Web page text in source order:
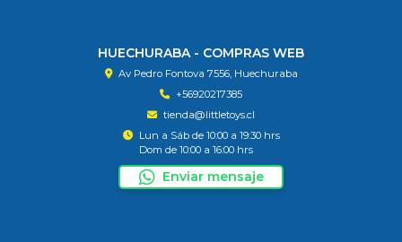
HUECHURABA - COMPRAS WEB
Av Pedro Fontova 7556, Huechuraba
+56920217385
tienda@littletoys.cl
Lun a Sáb de 10:00 a 19:30 hrs
Dom de 10:00 a 16:00 hrs
Enviar mensaje